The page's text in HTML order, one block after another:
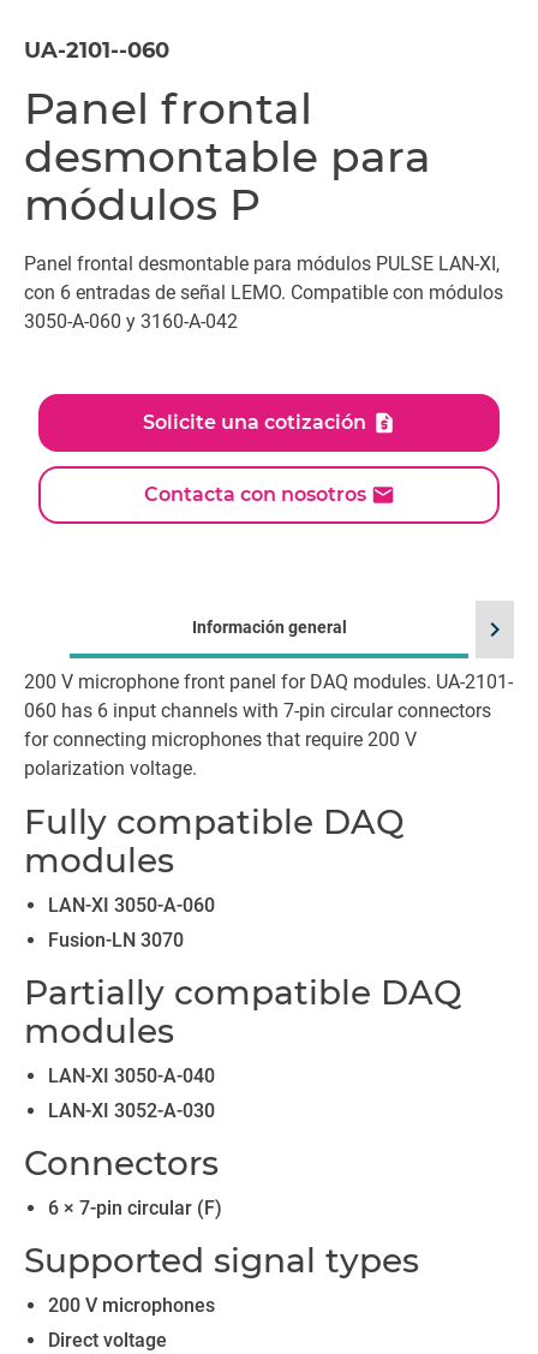
UA-2101--060
Panel frontal
desmontable para
módulos P
Panel frontal desmontable para módulos PULSE LAN-XI,
con 6 entradas de señal LEMO. Compatible con módulos
3050-A-060 y 3160-A-042
Solicite una cotización
Contacta con nosotros
Información general
200 V microphone front panel for DAQ modules. UA-2101-
060 has 6 input channels with 7-pin circular connectors
for connecting microphones that require 200 V
polarization voltage.
Fully compatible DAQ
modules
LAN-XI 3050-A-060
Fusion-LN 3070
Partially compatible DAQ
modules
LAN-XI 3050-A-040
LAN-XI 3052-A-030
Connectors
6 × 7-pin circular (F)
Supported signal types
200 V microphones
Direct voltage
chevron_right